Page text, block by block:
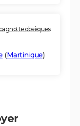
obsèques
(Martinique)